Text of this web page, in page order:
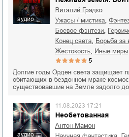
аудио
Виталий Градко
ужасы / мистика
боевое фэнтези
конец света борьба
жестокость иные миры
5
Долгие годы Орден света защищает
обитающих в бездонном мраке
существовавшие на Земле задолго
аудио
Необетованная
11.08.2023 17:21
Антон Мамон